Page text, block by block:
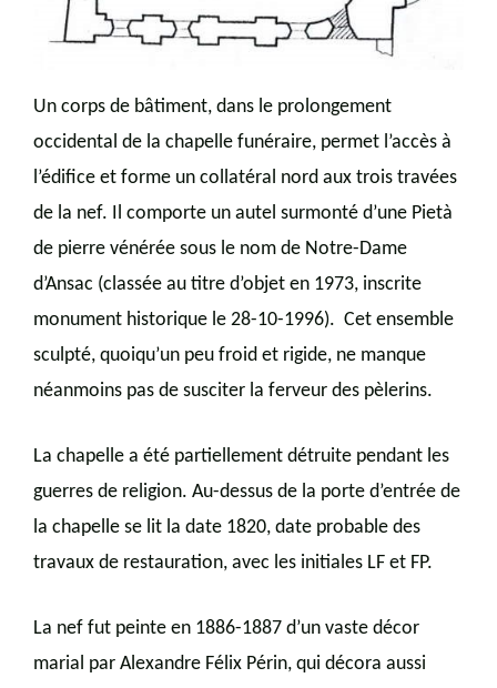
Un corps de bâtiment, dans le prolongement
occidental de la chapelle funéraire, permet l’accès à
l’édifice et forme un collatéral nord aux trois travées
de la nef. Il comporte un autel surmonté d’une Pietà
de pierre vénérée sous le nom de Notre-Dame
d’Ansac (classée au titre d’objet en 1973, inscrite
monument historique le 28-10-1996). Cet ensemble
sculpté, quoiqu’un peu froid et rigide, ne manque
néanmoins pas de susciter la ferveur des pèlerins.
La chapelle a été partiellement détruite pendant les
guerres de religion. Au-dessus de la porte d’entrée de
la chapelle se lit la date 1820, date probable des
travaux de restauration, avec les initiales LF et FP.
La nef fut peinte en 1886-1887 d’un vaste décor
marial par Alexandre Félix Périn, qui décora aussi